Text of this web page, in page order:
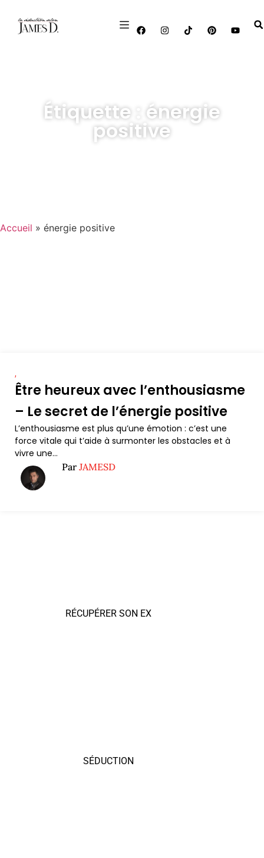
Étiquette : énergie
positive
Accueil » énergie positive
,
Être heureux avec l’enthousiasme
– Le secret de l’énergie positive
L’enthousiasme est plus qu’une émotion : c’est une
force vitale qui t’aide à surmonter les obstacles et à
vivre une...
ParJAMESD
RÉCUPÉRER SON EX
SÉDUCTION